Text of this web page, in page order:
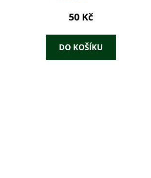
50 Kč
DO KOŠÍKU